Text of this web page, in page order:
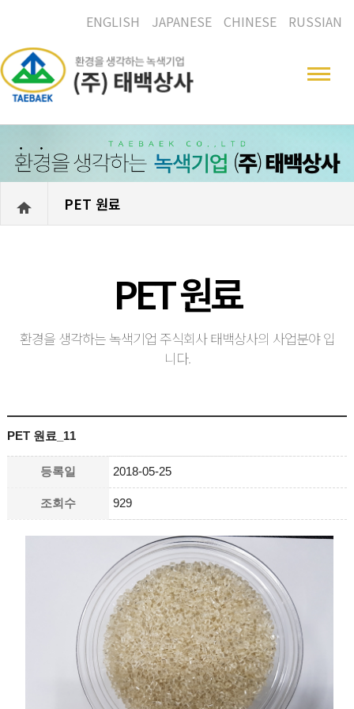
ENGLISH JAPANESE CHINESE RUSSIAN
PET 원료
PET 원료
환경을 생각하는 녹색기업 주식회사 태백상사의 사업분야 입
니다.
PET 원료_11
등록일 2018-05-25
조회수 929